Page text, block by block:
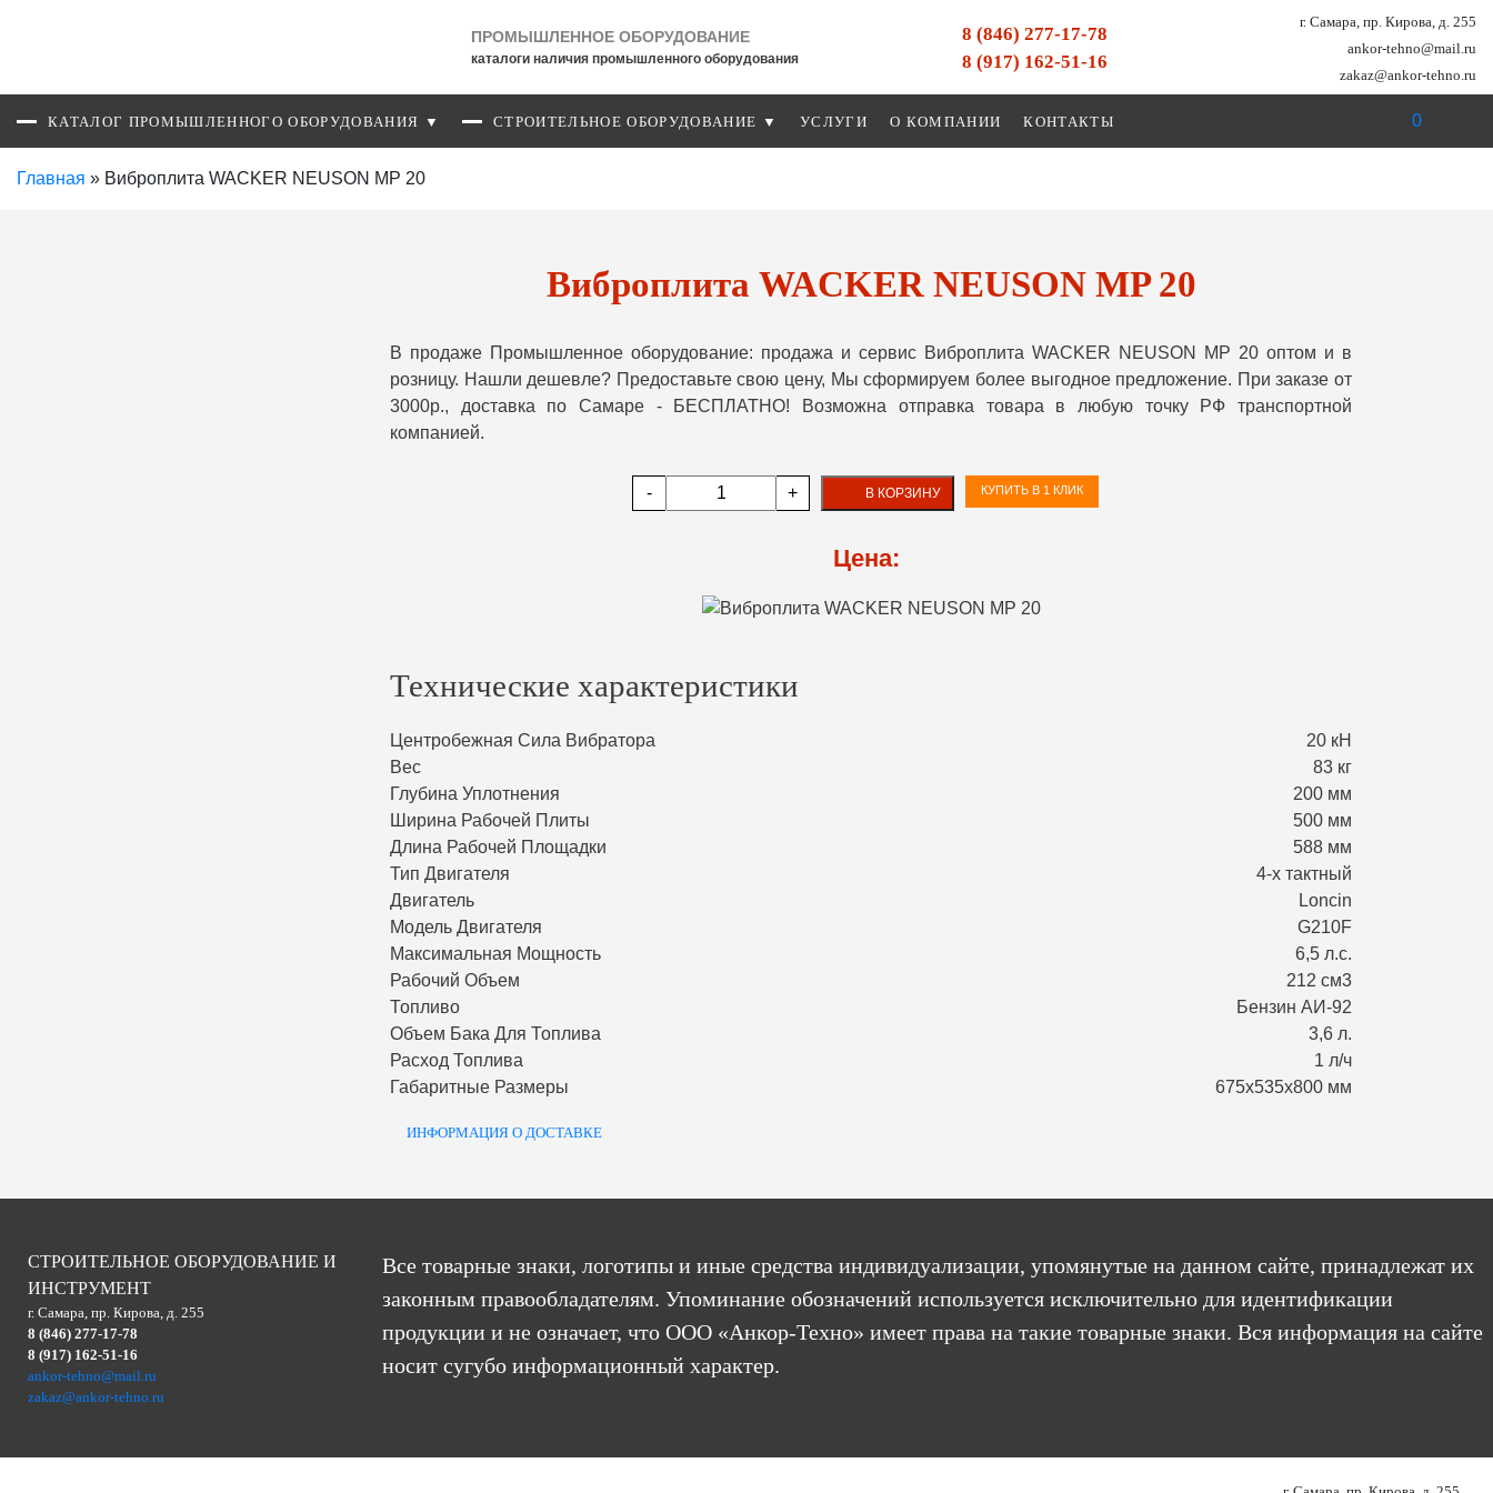
ПРОМЫШЛЕННОЕ ОБОРУДОВАНИЕ
каталоги наличия промышленного оборудования
8 (846) 277-17-78
8 (917) 162-51-16
г. Самара, пр. Кирова, д. 255
ankor-tehno@mail.ru
zakaz@ankor-tehno.ru
КАТАЛОГ ПРОМЫШЛЕННОГО ОБОРУДОВАНИЯ ▼ СТРОИТЕЛЬНОЕ ОБОРУДОВАНИЕ ▼ УСЛУГИ О КОМПАНИИ КОНТАКТЫ 0
Главная » Виброплита WACKER NEUSON MP 20
Виброплита WACKER NEUSON MP 20
В продаже Промышленное оборудование: продажа и сервис Виброплита WACKER NEUSON MP 20 оптом и в
розницу. Нашли дешевле? Предоставьте свою цену, Мы сформируем более выгодное предложение. При заказе от
3000р., доставка по Самаре - БЕСПЛАТНО! Возможна отправка товара в любую точку РФ транспортной
компанией.
- + В КОРЗИНУ КУПИТЬ В 1 КЛИК
Цена:
Технические характеристики
Центробежная Сила Вибратора
20 кН
Вес
83 кг
Глубина Уплотнения
200 мм
Ширина Рабочей Плиты
500 мм
Длина Рабочей Площадки
588 мм
Тип Двигателя
4-х тактный
Двигатель
Loncin
Модель Двигателя
G210F
Максимальная Мощность
6,5 л.с.
Рабочий Объем
212 см3
Топливо
Бензин АИ-92
Объем Бака Для Топлива
3,6 л.
Расход Топлива
1 л/ч
Габаритные Размеры
675х535х800 мм
ИНФОРМАЦИЯ О ДОСТАВКЕ
СТРОИТЕЛЬНОЕ ОБОРУДОВАНИЕ И
ИНСТРУМЕНТ
г. Самара, пр. Кирова, д. 255
8 (846) 277-17-78
8 (917) 162-51-16
ankor-tehno@mail.ru
zakaz@ankor-tehno.ru
Все товарные знаки, логотипы и иные средства индивидуализации, упомянутые на данном сайте, принадлежат их
законным правообладателям. Упоминание обозначений используется исключительно для идентификации
продукции и не означает, что ООО «Анкор-Техно» имеет права на такие товарные знаки. Вся информация на сайте
носит сугубо информационный характер.